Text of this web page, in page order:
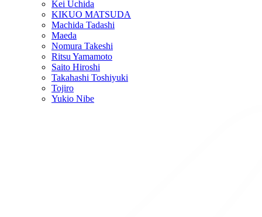
Kei Uchida
KIKUO MATSUDA
Machida Tadashi
Maeda
Nomura Takeshi
Ritsu Yamamoto
Saito Hiroshi
Takahashi Toshiyuki
Tojiro
Yukio Nibe